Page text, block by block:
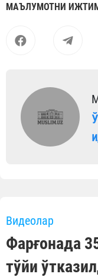
МАЪЛУМОТНИ
Видеолар
Фарғонада
тўйи